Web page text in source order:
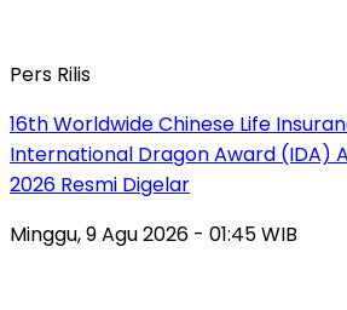
Pers Rilis
16th Worldwide Chinese Life
International Dragon Award (IDA)
2026 Resmi Digelar
Minggu, 9 Agu 2026 - 01:45 WIB